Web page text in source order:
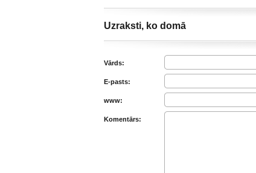
Uzraksti, ko domā
Vārds:
E-pasts:
www:
Komentārs: